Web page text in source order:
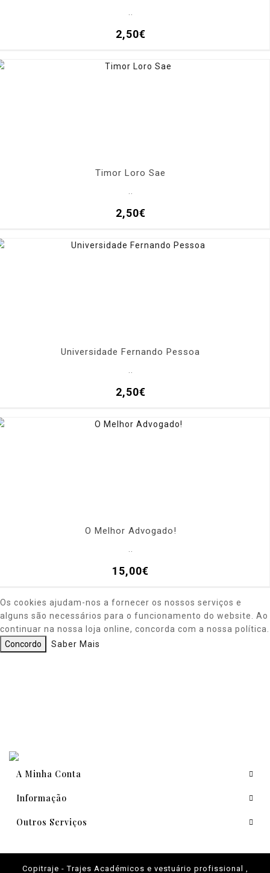
2,50€
Timor Loro Sae
2,50€
Universidade Fernando Pessoa
2,50€
O Melhor Advogado!
15,00€
Os cookies ajudam-nos a fornecer os nossos serviços e
alguns são necessários para o funcionamento do website. Ao
continuar na nossa loja online, concorda com a nossa política.
Concordo
Saber Mais
A Minha Conta
Informação
Outros Serviços
Copitraje - Trajes Académicos e vestuário profissional ,